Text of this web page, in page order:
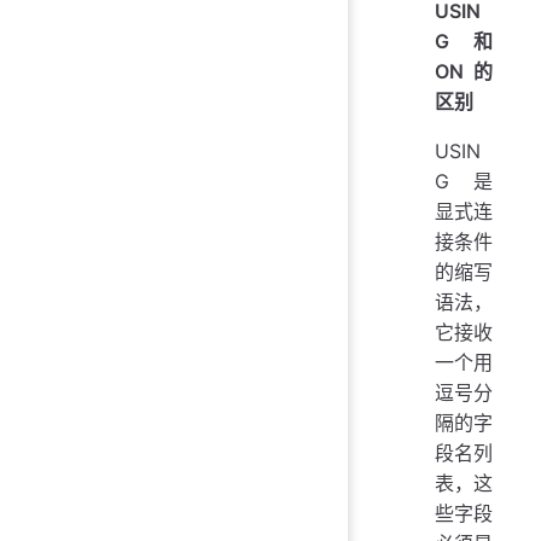
USIN
G 和
ON 的
区别
USIN
G 是
显式连
接条件
的缩写
语法，
它接收
一个用
逗号分
隔的字
段名列
表，这
些字段